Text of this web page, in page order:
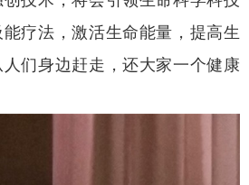
疗法，激活生命能量，提高生
们身边赶走，还大家一个健康